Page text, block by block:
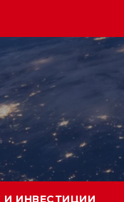
И ИНВЕСТИЦИИ